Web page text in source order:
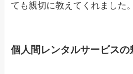
ても親切に教えてくれました。
個人間レンタルサービスの